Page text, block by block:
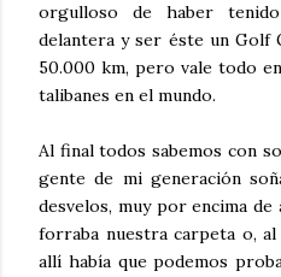
orgulloso de haber
delantera y ser éste un Golf
50.000 km, pero vale todo
talibanes en el mundo.
Al final todos sabemos con
gente de mi generación
desvelos, muy por encima
forraba nuestra carpeta o,
allí había que podemos